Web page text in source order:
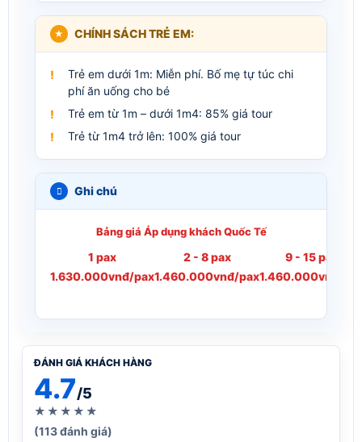
CHÍNH SÁCH TRẺ EM:
Trẻ em dưới 1m: Miễn phí. Bố mẹ tự túc chi
phí ăn uống cho bé
Trẻ em từ 1m – dưới 1m4: 85% giá tour
Trẻ từ 1m4 trở lên: 100% giá tour
Ghi chú
Bảng giá Áp dụng khách Quốc Tế
1 pax 2 - 8 pax
9 - 15 pax
1.630.000vnđ/pax1.460.000vnđ/pax1.460.000vnđ/
ĐÁNH GIÁ KHÁCH HÀNG
4.7/5
★★★★★
(113 đánh giá)